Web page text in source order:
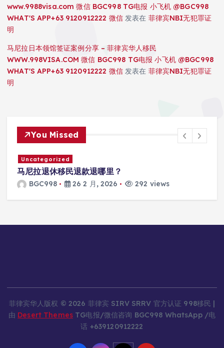
www.9988visa.com 微信 BGC998 TG电报 小飞机 @BGC998
WHAT'S APP+63 9120912222 微信发表在 菲律宾NBI无犯罪证
明
马尼拉日本领馆签证案例分享 – 菲律宾华人移民
WWW.998VISA.COM 微信 BGC998 TG电报 小飞机 @BGC998
WHAT'S APP+63 9120912222 微信发表在 菲律宾NBI无犯罪证
明
You Missed
Uncategorized
马尼拉退休移民退款退哪里？
BGC998 26 2 月, 2026 292 views
菲律宾华人版权 © 2026 菲律宾 SIRV SRRV 官方认证 998移民 |
由 Desert Themes TG电报/微信咨询 BGC998 WhatsApp /电
话 +639120912222